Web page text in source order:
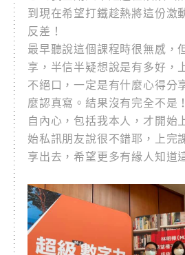
到現在希望打鐵趁熱將這份激
反差！
最早聽說這個課程時很無感，
享，半信半疑想說是有多好，
不絕口，一定是有什麼心得分
麼認真寫。結果沒有完全不是
自內心，包括我本人，才開始
始私訊朋友說很不錯耶，上完
享出去，希望更多有緣人知道